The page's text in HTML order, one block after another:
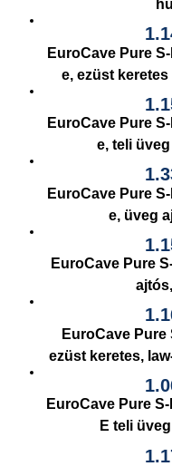
EuroCave Pure
e, ezüst
EuroCave Pure
e, teli
EuroCave Pure
e, üveg
EuroCave Pure
EuroCave Pure
ezüst keretes,
EuroCave Pure
E teli